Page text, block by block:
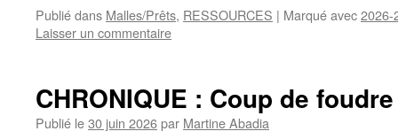
Publié dans Malles/Prêts, RESSOURCES | Marqué avec2026-
Laisser un commentaire
CHRONIQUE : Coup de foudre
Publié le30 juin 2026par Martine Abadia